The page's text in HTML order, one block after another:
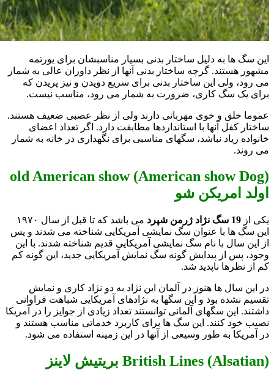
این سگ ها به دلیل ساختار بدنی بسیار مناسبشان برای یورتمه
مشهور هستند. گرچه ساختار بدنی آنها از نظر داوران عالی به شمار
می رود، ولی این ساختار بدنی برای سریع دویدن و نیز پریدن که
برای یک سگ کاری، ضرورت به شمار می رود، مناسب نیست.
عموما خلق و خوی مهربانی دارند ولی از نظر عصبی ضعیف هستند.
ساختار کفل آنها با استانداردها مطابقت دارد. اگر تعداد اعضای
خانواده زیاد نباشد، سگهای مناسبی برای نگهداری در خانه به شمار
می روند.
(old American show (American show Dog
اولد امریکن شو
یکی از 19 سگ نژاد ژرمن شپرد
می باشد که تا قبل از سال ۱۹۷۰
این سگ ها با عنوان سگ نمایشی آمریکایی شناخته می شدند و پس
از این سال با نام سگ نمایشی آمریکایی قدیم شناخته شدند. با این
وجود، پس از پیدایش گونه سگ نمایش آمریکایی جدید، این گونه کم
کم از نظرها ناپدید شد.
در این سال ها هنوز در آلمان این نژاد به دو نژاد کاری و نمایش
تقسیم نشده بود و این سگها به نژادهای آمریکایی شباهت فراوانی
داشتند. این سگهای آلمانی توانستند تعداد زیادی از جوایز را در آمریکا
نصیب خود کنند. این سگ ها برای کاربرد خدماتی مناسب هستند و
در آمریکا به طور وسیعی از آنها در این زمینه استفاده می شود.
(British Lines (Alsatian بريتيش لاينز